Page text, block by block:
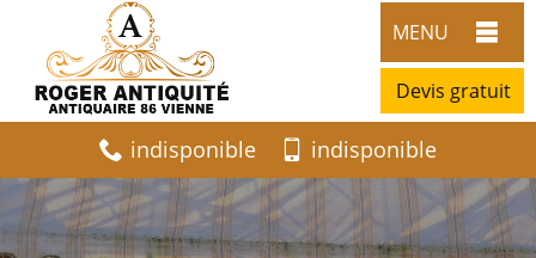
MENU
Devis gratuit
indisponible indisponible